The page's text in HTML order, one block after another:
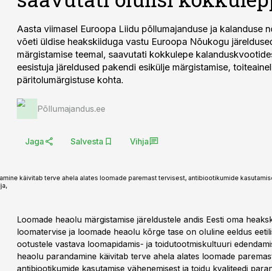
Aasta viimasel Euroopa Liidu põllumajanduse ja kalanduse
võeti üldise heakskiiduga vastu Euroopa Nõukogu
märgistamise teemal, saavutati kokkulepe
eesistuja järeldused pakendi esikülje märgistamise,
päritolumärgistuse kohta.
Põllumajandus.ee
Jaga Salvesta Vihja
käivitab terve ahela alates loomade paremast tervisest, antibiootikumide
Loomade heaolu märgistamise järeldustele andis Eesti oma
loomatervise ja loomade heaolu kõrge tase on oluline eeldus
ootustele vastava loomapidamis- ja toidutootmiskultuuri
heaolu parandamine käivitab terve ahela alates loomade
antibiootikumide kasutamise vähenemisest ja toidu kvaliteedi